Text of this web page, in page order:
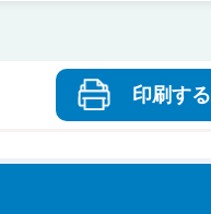
印刷する